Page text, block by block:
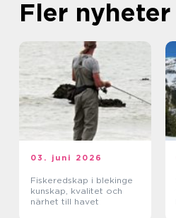
Fler nyheter
03. juni 2026
Fiskeredskap i blekinge
kunskap, kvalitet och
närhet till havet